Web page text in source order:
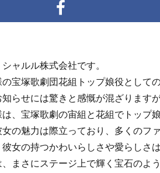
ャルル株式会社です。
の宝塚歌劇団花組トップ娘役として
らせには驚きと感慨が混ざります
、宝塚歌劇の宙組と花組でトップ
の魅力は際立っており、多くのフ
女の持つかわいらしさや愛らしさ
まさにステージ上で輝く宝石のよ